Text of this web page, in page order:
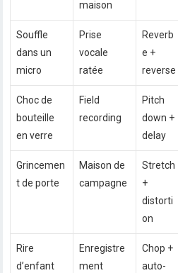
maison
Souffle
dans un
micro
Prise
vocale
ratée
Reverb
e +
reverse
Choc de
bouteille
en verre
Field
recording
Pitch
down +
delay
Grincemen
t de porte
Maison de
campagne
Stretch
+
distorti
on
Rire
d’enfant
Enregistre
ment
Chop +
auto-